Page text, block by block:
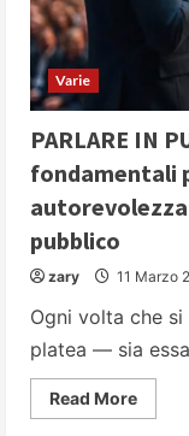
Varie
PARLARE IN
fondamentali
pubblico
zary 11 Marzo
Ogni volta che
platea — sia
Read MoreRead
more